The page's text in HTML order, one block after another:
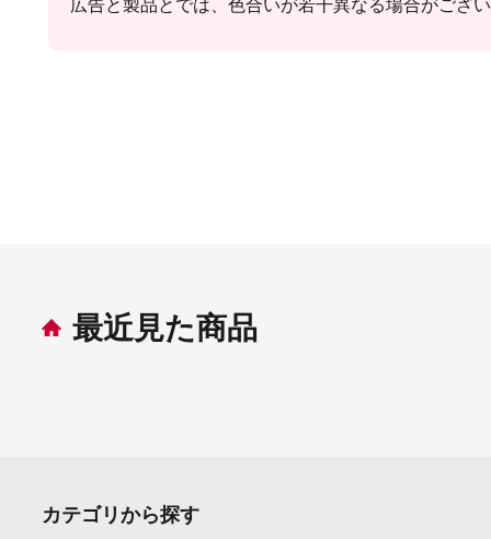
広告と製品とでは、色合いが若干異なる場合がござ
最近見た商品
カテゴリから探す